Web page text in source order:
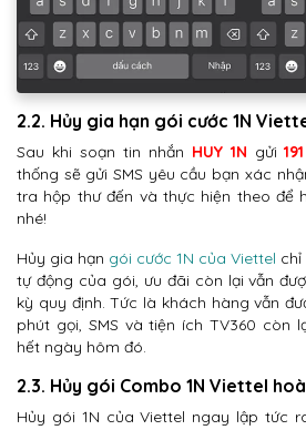
2.2. Hủy gia hạn gói cước 1N
Sau khi soạn tin nhắn HUY 1N gửi 191
thống sẽ gửi SMS yêu cầu bạn xác
tra hộp thư đến và thực hiện theo để
nhé!
Hủy gia hạn gói cước 1N của Viettel chỉ
tự động của gói, ưu đãi còn lại vẫn
kỳ quy định. Tức là khách hàng vẫn
phút gọi, SMS và tiện ích TV360 còn
hết ngày hôm đó.
2.3. Hủy gói Combo 1N Viettel
Hủy gói 1N của Viettel ngay lập tức